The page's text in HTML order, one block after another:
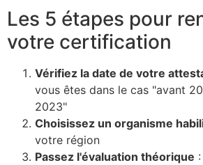
Les 5 étapes pour
votre certification
Vérifiez la date de votre
vous êtes dans le cas "avant
2023"
Choisissez un organisme
votre région
Passez l'évaluation théorique